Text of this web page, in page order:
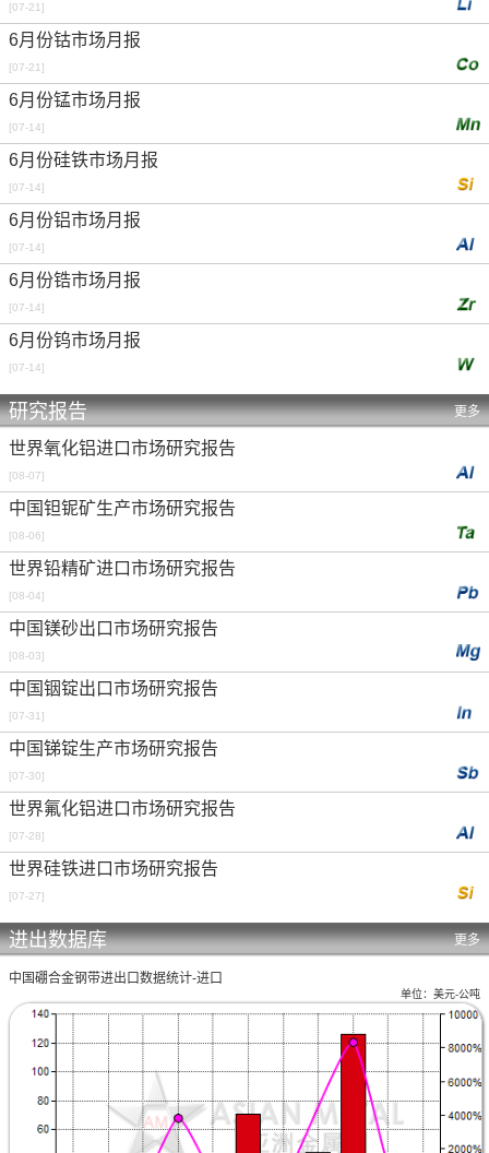
[07-21]
6月份钴市场月报
[07-21]
6月份锰市场月报
[07-14]
6月份硅铁市场月报
[07-14]
6月份铝市场月报
[07-14]
6月份锆市场月报
[07-14]
6月份钨市场月报
[07-14]
研究报告 更多
世界氧化铝进口市场研究报告
[08-07]
中国钽铌矿生产市场研究报告
[08-06]
世界铅精矿进口市场研究报告
[08-04]
中国镁砂出口市场研究报告
[08-03]
中国铟锭出口市场研究报告
[07-31]
中国锑锭生产市场研究报告
[07-30]
世界氟化铝进口市场研究报告
[07-28]
世界硅铁进口市场研究报告
[07-27]
进出数据库 更多
中国硼合金钢带进出口数据统计-进口
单位：美元-公吨